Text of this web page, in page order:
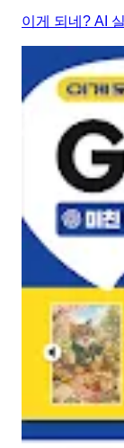
이게 되네? AI